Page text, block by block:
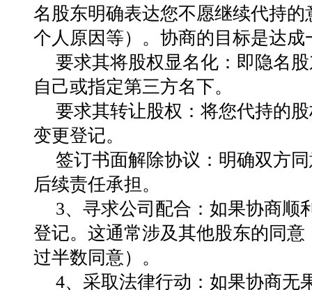
名股东明确表达您不愿继续代持
个人原因等）。协商的目标是达
要求其将股权显名化：即隐名
自己或指定第三方名下。
要求其转让股权：将您代持的
变更登记。
签订书面解除协议：明确双方
后续责任承担。
3、寻求公司配合：如果协商顺
登记。这通常涉及其他股东的同
过半数同意）。
4、采取法律行动：如果协商无